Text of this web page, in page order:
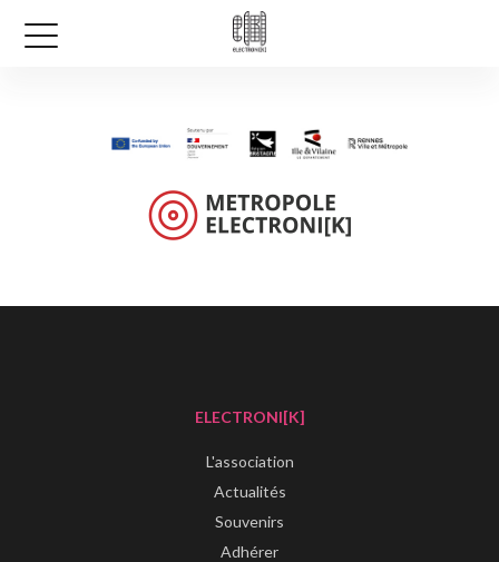
ELECTRONI[K]
L'association
Actualités
Souvenirs
Adhérer